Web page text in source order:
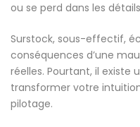
ou se perd dans les
Surstock, sous-effectif,
conséquences d’une
réelles. Pourtant, il
transformer votre
pilotage.